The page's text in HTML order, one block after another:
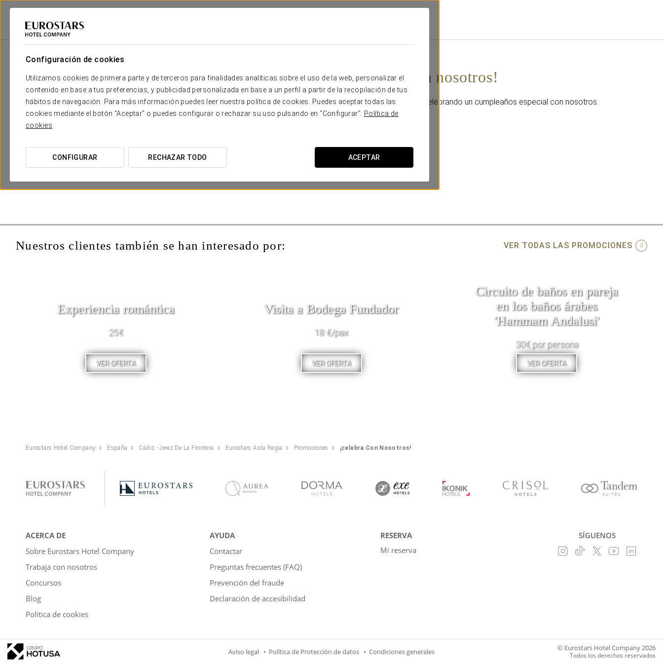
Configuración de cookies
Utilizamos cookies de primera parte y de terceros para finalidades analíticas sobre el uso de la web, personalizar el
contenido en base a tus preferencias, y publicidad personalizada en base a un perfil a partir de la recopilación de tus
hábitos de navegación. Para más información puedes leer nuestra política de cookies. Puedes aceptar todas las
cookies mediante el botón “Aceptar” o puedes configurar o rechazar su uso pulsando en “Configurar”.
Política de
cookies
CONFIGURAR RECHAZAR TODO ACEPTAR
Eurostars Hotel Company
¡Celebra con nosotros!
Sorprende a tu pareja celebrando un cumpleaños especial con nosotros.
-Una botella de cava.
Nuestros clientes también se han interesado por: VER TODAS LAS PROMOCIONES
Experiencia romántica
25€
VER OFERTA
Visita a Bodega Fundador
18 €/pax
VER OFERTA
Circuito de baños en pareja
en los baños árabes
'Hammam Andalusi'
30€ por persona
VER OFERTA
Eurostars Hotel Company España Cádiz - Jerez De La Frontera Eurostars Asta Regia Promociones ¡celebra Con Nosotros!
ACERCA DE
Sobre Eurostars Hotel Company
Trabaja con nosotros
Concursos
Blog
Política de cookies
AYUDA
Contactar
Preguntas frecuentes (FAQ)
Prevención del fraude
Declaración de accesibilidad
RESERVA
Mi reserva
SÍGUENOS
Aviso legal Política de Protección de datos Condiciones generales © Eurostars Hotel Company 2026
Todos los derechos reservados